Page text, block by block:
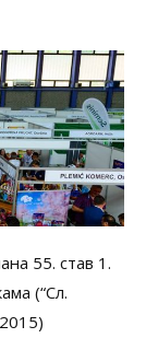
55. став 1.
(“Сл.